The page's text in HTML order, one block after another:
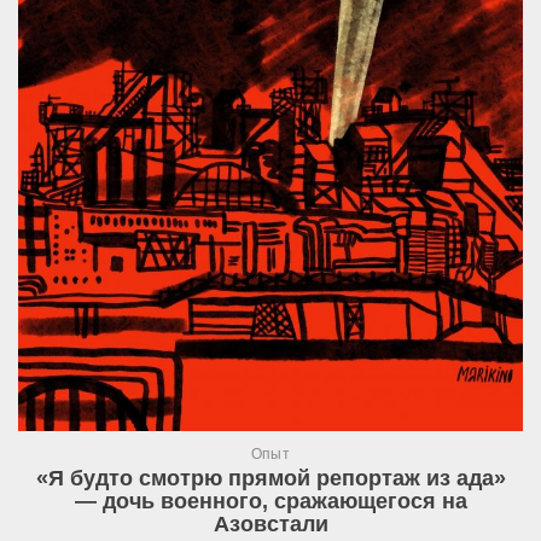
Опыт
«Я будто смотрю прямой репортаж из ада»
— дочь военного, сражающегося на
Азовстали